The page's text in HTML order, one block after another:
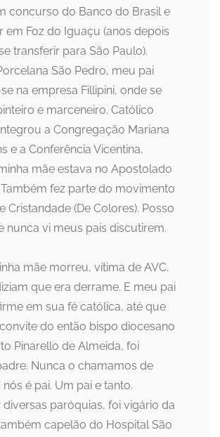
concurso do Banco do Brasil e
em Foz do Iguaçu (anos depois
transferir para São Paulo).
São Pedro, meu pai
na empresa Fillipini, onde se
e marceneiro. Católico
a Congregação Mariana
e a Conferência Vicentina,
mãe estava no Apostolado
fez parte do movimento
Cristandade (De Colores). Posso
nunca vi meus pais discutirem.
mãe morreu, vítima de AVC.
que era derrame. E meu pai
em sua fé católica, até que
do então bispo diocesano
Pinarello de Almeida, foi
Nunca o chamamos de
nós é pai. Um pai e tanto.
diversas paróquias, foi vigário da
capelão do Hospital São